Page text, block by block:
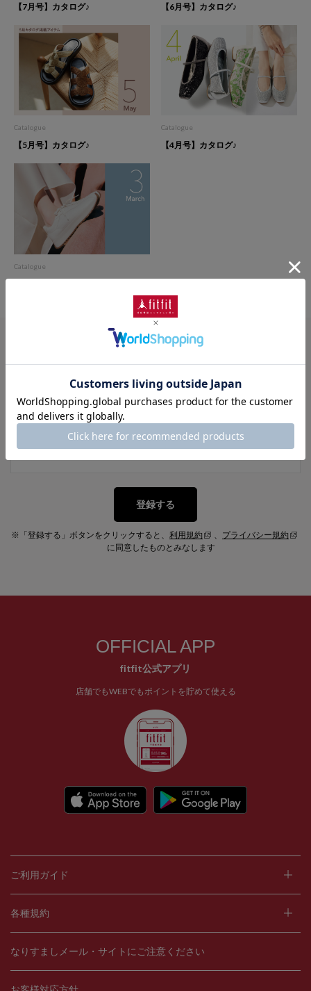
【7月号】カタログ♪ 【6月号】カタログ♪
Catalogue
【5月号】カタログ♪
Catalogue
【4月号】カタログ♪
Catalogue
MAIL MAGAZINE
メルマガ登録
新入荷やセール情報をいちはやくお届けします。
登録する
※「登録する」ボタンをクリックすると、 利用規約
プライバシー規約
に同意したものとみなします
OFFICIAL APP
fitfit公式アプリ
店舗でもWEBでもポイントを貯めて使える
ご利用ガイド
各種規約
なりすましメール・サイトにご注意ください